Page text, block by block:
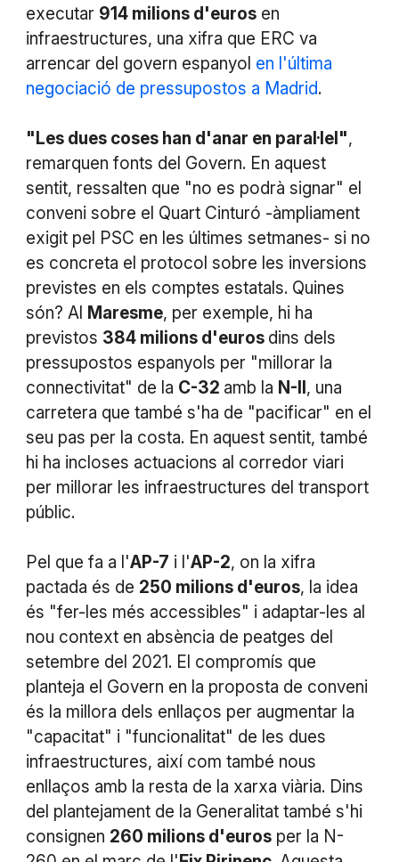
executar 914 milions d'eurosen
infraestructures, una xifra que ERC va
arrencar del govern espanyol en l'última
negociació de pressupostos a Madrid.
"Les dues coses han d'anar en paral·lel",
remarquen fonts del Govern. En aquest
sentit, ressalten que "no es podrà signar" el
conveni sobre el Quart Cinturó -àmpliament
exigit pel PSC en les últimes setmanes- si no
es concreta el protocol sobre les inversions
previstes en els comptes estatals. Quines
són? Al Maresme, per exemple, hi ha
previstos 384 milions d'euros dins dels
pressupostos espanyols per "millorar la
connectivitat" de la C-32 amb la N-II , una
carretera que també s'ha de "pacificar" en el
seu pas per la costa. En aquest sentit, també
hi ha incloses actuacions al corredor viari
per millorar les infraestructures del transport
públic.
Pel que fa a l'AP-7 i l'AP-2, on la xifra
pactada és de 250 milions d'euros, la idea
és "fer-les més accessibles" i adaptar-les al
nou context en absència de peatges del
setembre del 2021. El compromís que
planteja el Govern en la proposta de conveni
és la millora dels enllaços per augmentar la
"capacitat" i "funcionalitat" de les dues
infraestructures, així com també nous
enllaços amb la resta de la xarxa viària. Dins
del plantejament de la Generalitat també s'hi
consignen 260 milions d'eurosper la N-